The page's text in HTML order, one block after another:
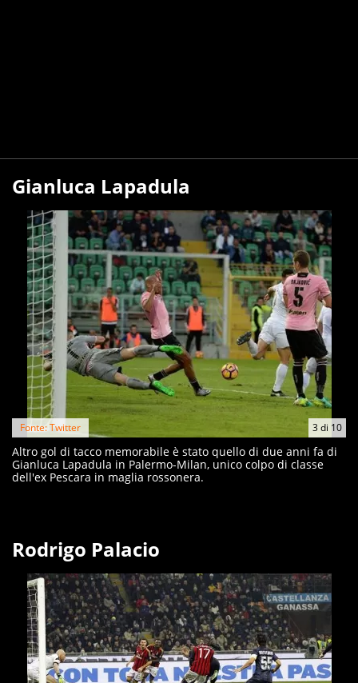
Gianluca Lapadula
3di 10
Fonte: Twitter
Altro gol di tacco memorabile è stato quello di due anni fa di
Gianluca Lapadula in Palermo-Milan, unico colpo di classe
dell'ex Pescara in maglia rossonera.
Rodrigo Palacio